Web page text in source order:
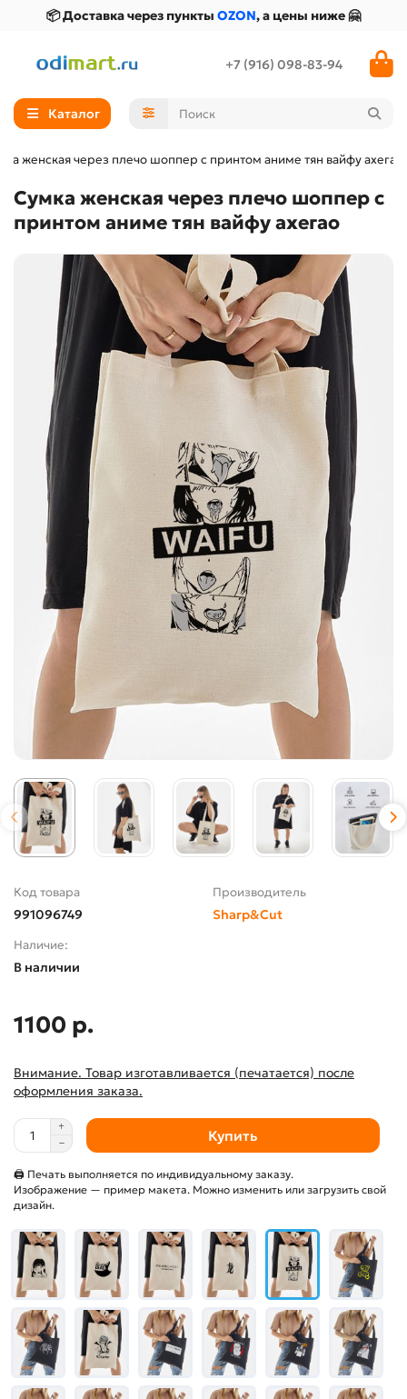
📦 Доставка через пункты OZON, а цены ниже 🤗
+7 (916) 098-83-94
Каталог
женская через плечо шоппер с принтом аниме тян вайфу ахегао
Сумка женская через плечо шоппер с
принтом аниме тян вайфу ахегао
Код товара
991096749
Производитель
Sharp&Cut
Наличие:
В наличии
1100 р.
Внимание. Товар изготавливается (печатается) после
оформления заказа.
Купить
🖨 Печать выполняется по индивидуальному заказу.
Изображение — пример макета. Можно изменить или загрузить свой
дизайн.